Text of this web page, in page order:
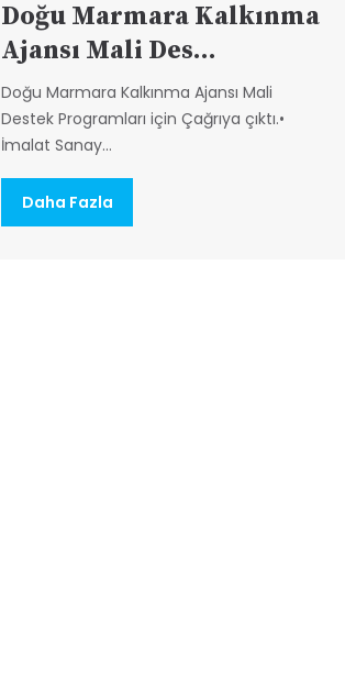
Doğu Marmara Kalkınma
Ajansı Mali Des...
Doğu Marmara Kalkınma Ajansı Mali
Destek Programları için Çağrıya çıktı.•
İmalat Sanay...
Daha Fazla